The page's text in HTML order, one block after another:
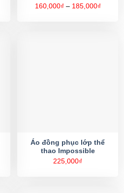
160,000₫ – 185,000₫Khoảng
Áo đồng phục lớp thể
thao Impossible
225,000₫